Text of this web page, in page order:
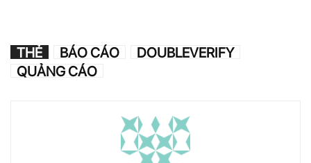
THẺ BÁO CÁO
DOUBLEVERIFY
QUẢNG CÁO